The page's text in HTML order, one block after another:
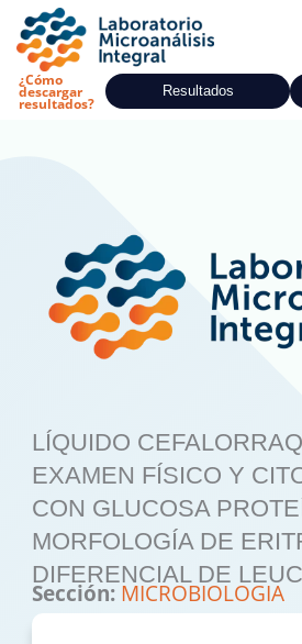
contenido
¿Cómo
descargar
resultados?
Resultados
LÍQUIDO
EXAMEN FÍSICO Y
CON GLUCOSA
MORFOLOGÍA DE
DIFERENCIAL DE
Sección: MICROBIOLOGIA